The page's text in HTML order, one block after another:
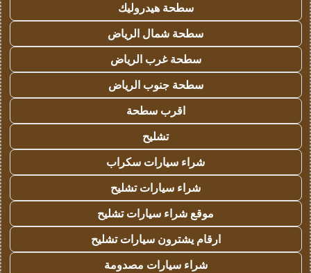
سطحة هيدروليك
سطحة شمال الرياض
سطحة غرب الرياض
سطحة جنوب الرياض
اقرب سطحة
تشليح
شراء سيارات سكراب
شراء سيارات تشليح
موقع شراء سيارات تشليح
ارقام يشترون سيارات تشليح
شراء سيارات مصدومة